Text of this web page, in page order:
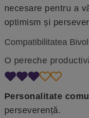
necesare pentru a
optimism și
Compatibilitatea
O pereche
Personalitate
perseverență.